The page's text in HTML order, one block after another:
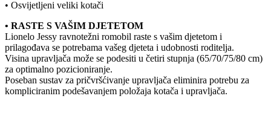
• Osvijetljeni veliki kotači
• RASTE S VAŠIM DJETETOM
Lionelo Jessy ravnotežni romobil raste s vašim djetetom i
prilagođava se potrebama vašeg djeteta i udobnosti roditelja.
Visina upravljača može se podesiti u četiri stupnja (65/70/75/80 cm)
za optimalno pozicioniranje.
Poseban sustav za pričvršćivanje upravljača eliminira potrebu za
kompliciranim podešavanjem položaja kotača i upravljača.